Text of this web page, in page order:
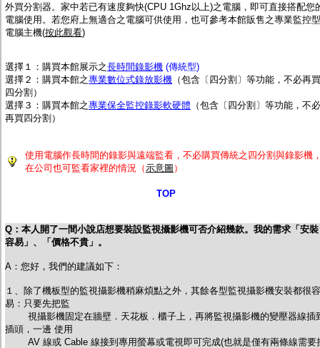
外買分割器。家中若已有速度夠快(CPU 1Ghz以上)之電腦，即可直接搭配您
電腦使用。若您府上無適合之電腦可供使用，也可參考本館販售之專業監控型
電腦主機(按此觀看)
選擇１：購買本館展示之長時間錄影機 (傳統型)
選擇２ ：購買本館之專業數位式錄放影機 （包含〔四分割〕等功能，不必再買
四分割）
選擇３：購買本館之專業保全監控錄影軟硬體 （包含〔四分割〕等功能，不必
再買四分割）
使用電腦作長時間的錄影與遠端監看，不必購買傳統之四分割與錄影機
在公司也可監看家裡的情況（示意圖 ）
TOP
Q：本人開了一間小說店想要裝設監視攝影機可否介紹幾款。我的需求「安裝
容易」、「價格不貴」。
A：您好，我們的建議如下：
１、除了機板型的監視攝影機稍麻煩點之外，其餘各型監視攝影機安裝都很容
易：只要先把監
視攝影機固定在牆壁．天花板．櫃子上，再將監視攝影機的變壓器線插
插頭，一邊 使用
AV 線或 Cable 線接到專用螢幕或電視即可完成(也就是僅有兩條線需要